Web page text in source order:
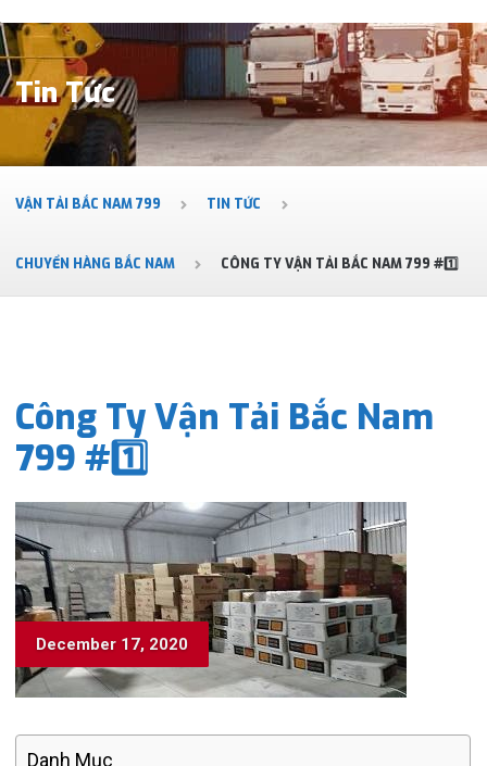
Tin Tức
VẬN TẢI BẮC NAM 799 TIN TỨC
CHUYỂN HÀNG BẮC NAM CÔNG TY VẬN TẢI BẮC NAM 799 #1️⃣
Công Ty Vận Tải Bắc Nam
799 #1️⃣
December 17, 2020
Danh Mục